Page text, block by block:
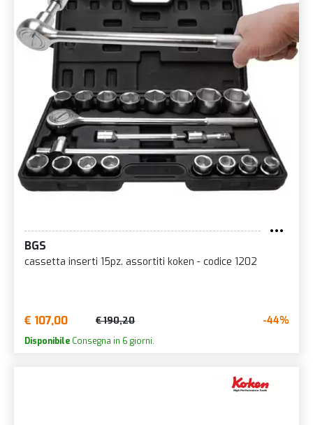
BGS
cassetta inserti 15pz. assortiti koken - codice 1202
€ 107,00 € 190,20 -44%
Disponibile Consegna in 6 giorni.